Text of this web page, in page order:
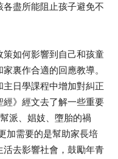
盡所能阻止孩子避免不
如何影響到自己和孩童
裏作合適的回應教導。
日學課程中增加對糾正
》經文去了解一些重要
派、娼妓、墮胎的禍
加需要的是幫助家長培
去影響社會，鼓勵年青